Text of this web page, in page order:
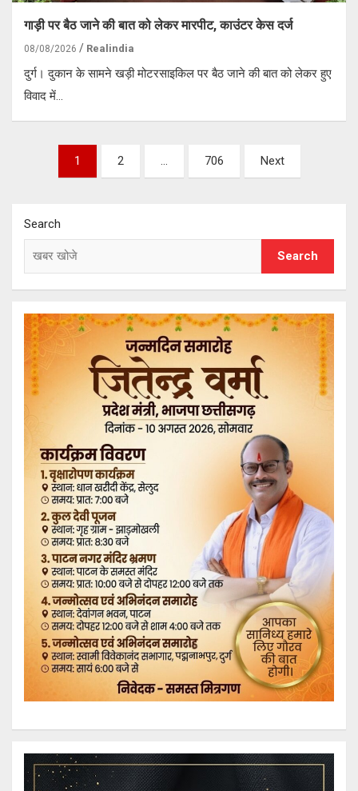
गाड़ी पर बैठ जाने की बात को लेकर मारपीट, काउंटर केस दर्ज
08/08/2026 Realindia
दुर्ग। दुकान के सामने खड़ी मोटरसाइकिल पर बैठ जाने की बात को लेकर हुए
विवाद में…
pagination
1 2 … 706 Next
Search
Search